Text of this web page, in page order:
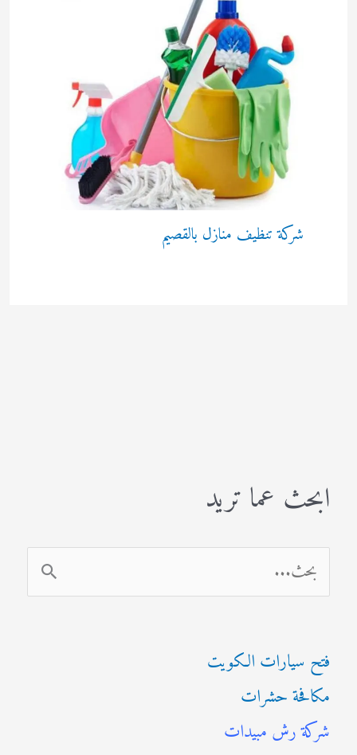
شركة تنظيف منازل بالقصيم
ابحث عما تريد
ل
ح
ث
ع
فتح سيارات الكويت
مكافحة حشرات
شركة رش مبيدات